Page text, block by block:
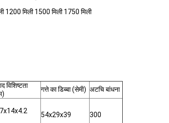
1200 मिली 1500 मिली 1750 मिली
विशिष्टता
गत्ते का डिब्बा (सेमी) अटचि बांधना
54x29x39 300